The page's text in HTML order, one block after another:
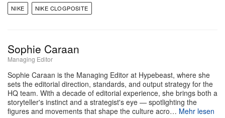
NIKE NIKE CLOGPOSITE
Sophie Caraan
Managing Editor
Sophie Caraan is the Managing Editor at Hypebeast, where she
sets the editorial direction, standards, and output strategy for the
HQ team. With a decade of editorial experience, she brings both a
storyteller's instinct and a strategist's eye — spotlighting the
figures and movements that shape the culture acro… Mehr lesen